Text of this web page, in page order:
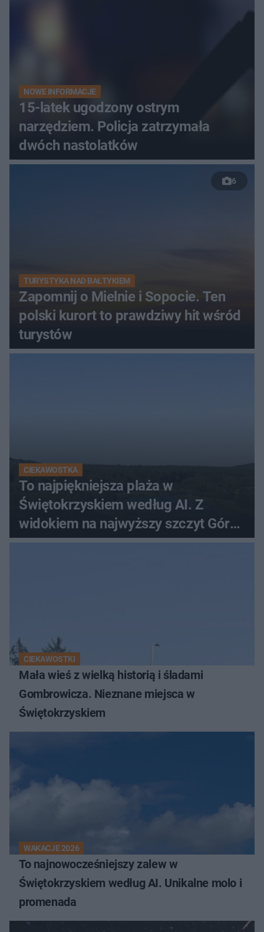
NOWE INFORMACJE
15-latek ugodzony ostrym
narzędziem. Policja zatrzymała
dwóch nastolatków
6
TURYSTYKA NAD BAŁTYKIEM
Zapomnij o Mielnie i Sopocie. Ten
polski kurort to prawdziwy hit wśród
turystów
CIEKAWOSTKA
To najpiękniejsza plaża w
Świętokrzyskiem według AI. Z
widokiem na najwyższy szczyt Gór
Świętokrzyskich
CIEKAWOSTKI
Mała wieś z wielką historią i śladami
Gombrowicza. Nieznane miejsca w
Świętokrzyskiem
WAKACJE 2026
To najnowocześniejszy zalew w
Świętokrzyskiem według AI. Unikalne molo i
promenada